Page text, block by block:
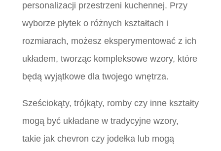
personalizacji przestrzeni kuchennej. Przy
wyborze płytek o różnych kształtach i
rozmiarach, możesz eksperymentować z ich
układem, tworząc kompleksowe wzory, które
będą wyjątkowe dla twojego wnętrza.
Sześciokąty, trójkąty, romby czy inne kształty
mogą być układane w tradycyjne wzory,
takie jak chevron czy jodełka lub mogą